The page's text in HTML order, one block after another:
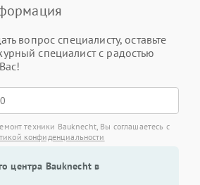
вопрос специалисту, оставьте
специалист с радостью
техники Bauknecht, Вы соглашаетесь с
конфиденциальности
центра Bauknecht в